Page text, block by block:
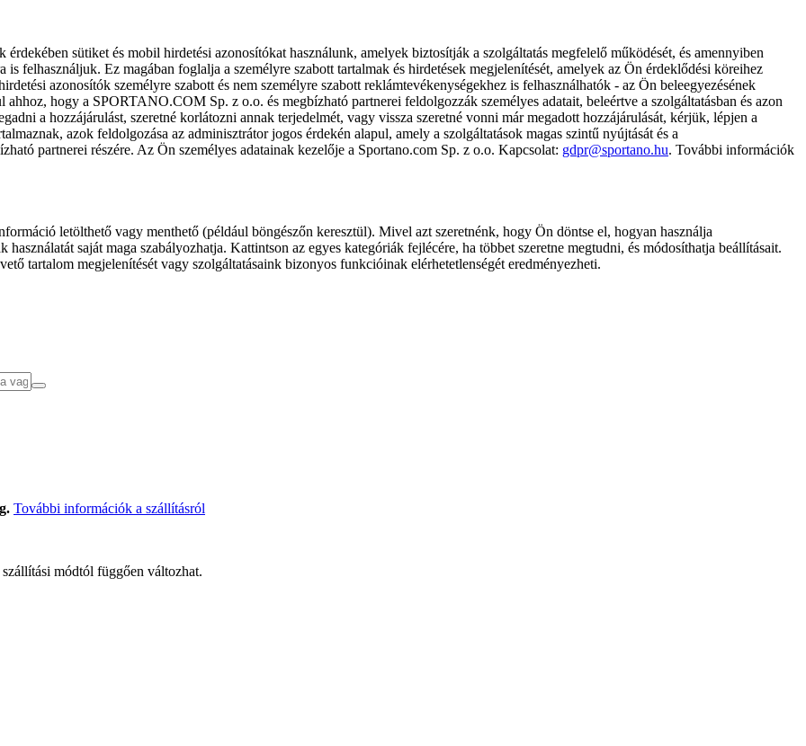
sütiket és mobil hirdetési azonosítókat használunk, amelyek biztosítják a szolgáltatás megfelelő működését, és amennyiben
is felhasználjuk. Ez magában foglalja a személyre szabott tartalmak és hirdetések megjelenítését, amelyek az Ön érdeklődési köreihez
azonosítók személyre szabott és nem személyre szabott reklámtevékenységekhez is felhasználhatók - az Ön beleegyezésének
hogy a SPORTANO.COM Sp. z o.o. és megbízható partnerei feldolgozzák személyes adatait, beleértve a szolgáltatásban és azon
a hozzájárulást, szeretné korlátozni annak terjedelmét, vagy vissza szeretné vonni már megadott hozzájárulását, kérjük, lépjen a
azok feldolgozása az adminisztrátor jogos érdekén alapul, amely a szolgáltatások magas szintű nyújtását és a
partnerei részére. Az Ön személyes adatainak kezelője a Sportano.com Sp. z o.o. Kapcsolat: gdpr@sportano.hu. További információk
letölthető vagy menthető (például böngészőn keresztül). Mivel azt szeretnénk, hogy Ön döntse el, hogyan használja
saját maga szabályozhatja. Kattintson az egyes kategóriák fejlécére, ha többet szeretne megtudni, és módosíthatja beállításait.
tartalom megjelenítését vagy szolgáltatásaink bizonyos funkcióinak elérhetetlenségét eredményezheti.
További információk a szállításról
módtól függően változhat.